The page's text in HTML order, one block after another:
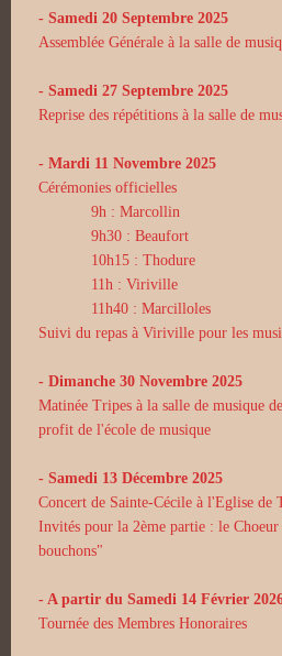
- Samedi 20 Septembre 2025
Assemblée Générale à la salle de
- Samedi 27 Septembre 2025
Reprise des répétitions à la salle de
- Mardi 11 Novembre 2025
Cérémonies officielles
9h : Marcollin
9h30 : Beaufort
10h15 : Thodure
11h : Viriville
11h40 : Marcilloles
Suivi du repas à Viriville pour les
- Dimanche 30 Novembre 2025
Matinée Tripes à la salle de musique
profit de l'école de musique
- Samedi 13 Décembre 2025
Concert de Sainte-Cécile à l'Eglise de
Invités pour la 2ème partie : le
bouchons"
- A partir du Samedi 14 Février
Tournée des Membres Honoraires